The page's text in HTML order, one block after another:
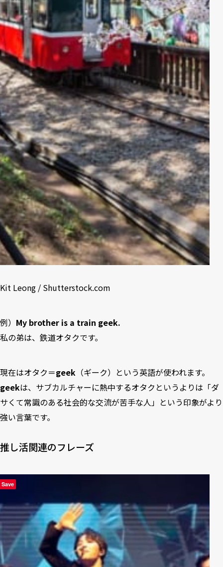
Kit Leong / Shutterstock.com
例） My brother is a train geek.
私の弟は、鉄道オタクです。
現在はオタク＝geek （ギーク）という英語が使われます。
geekは、サブカルチャーに熱中するオタクというよりは「ダ
サくて常識のある社会的な交流が苦手な人」という印象がより
強い言葉です。
推し活関連のフレーズ
Save